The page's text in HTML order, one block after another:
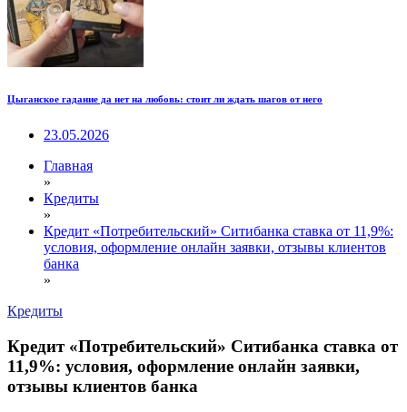
Цыганское гадание да нет на любовь: стоит ли ждать шагов от него
23.05.2026
Главная
»
Кредиты
»
Кредит «Потребительский» Ситибанка ставка от 11,9%:
условия, оформление онлайн заявки, отзывы клиентов
банка
»
Кредиты
Кредит «Потребительский» Ситибанка ставка от
11,9%: условия, оформление онлайн заявки,
отзывы клиентов банка